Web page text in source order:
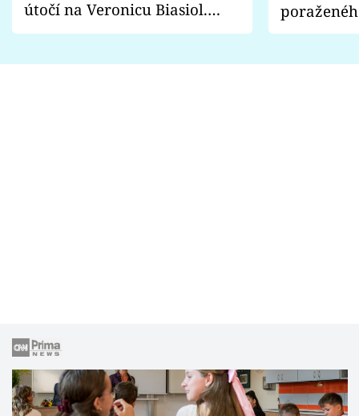
útočí na Veronicu Biasiol.
Proč je podle nich falešná a
fanoušci